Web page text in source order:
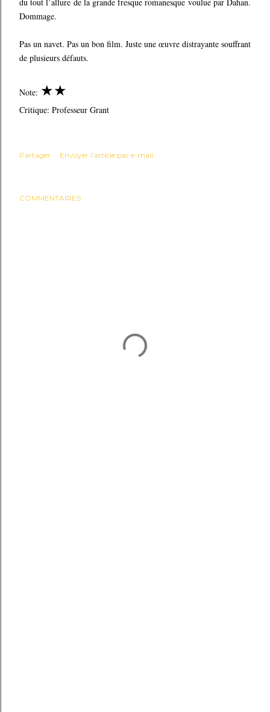
Dommage.
Pas un navet. Pas un bon film. Juste une œuvre distrayante souffrant
de plusieurs défauts.
Note: ★★
Critique: Professeur Grant
Partager Envoyer l'article par e-mail
COMMENTAIRES